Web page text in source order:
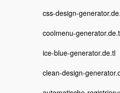
css-design-
coolmenu-
ice-blue-generator.de.tl
clean-design-